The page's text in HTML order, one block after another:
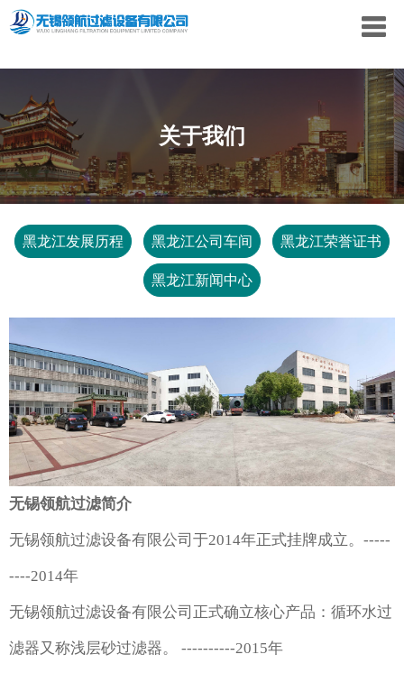
关于我们
黑龙江发展历程 黑龙江公司车间 黑龙江荣誉证书
黑龙江新闻中心
无锡领航过滤简介
无锡领航过滤设备有限公司于2014年正式挂牌成立。-----
----2014年
无锡领航过滤设备有限公司正式确立核心产品：循环水过
滤器又称浅层砂过滤器。 ----------2015年